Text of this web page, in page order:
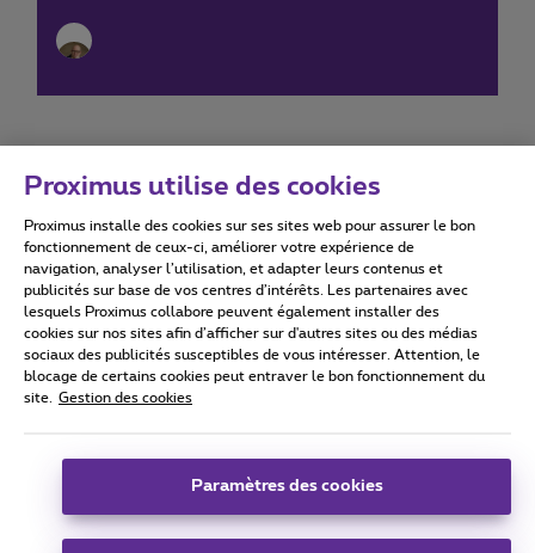
Conditions d'utilisation Accessibility statement
Tous droits réservés. © 2026 Proximus
Conditions générales, info consommateur
Coordonnées de l’entreprise
Boulevard du Roi Albert II 27 - B-1030 Bruxelles.
Proximus utilise des cookies
Proximus installe des cookies sur ses sites web pour assurer le bon
fonctionnement de ceux-ci, améliorer votre expérience de
navigation, analyser l’utilisation, et adapter leurs contenus et
publicités sur base de vos centres d’intérêts. Les partenaires avec
lesquels Proximus collabore peuvent également installer des
cookies sur nos sites afin d’afficher sur d'autres sites ou des médias
sociaux des publicités susceptibles de vous intéresser. Attention, le
blocage de certains cookies peut entraver le bon fonctionnement du
site.
Gestion des cookies
Paramètres des cookies